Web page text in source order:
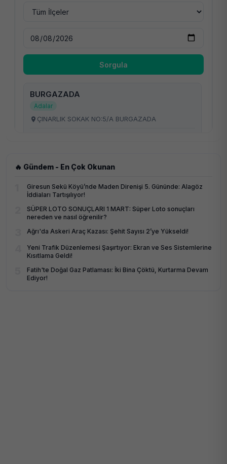
🔥 Gündem - En Çok Okunan
Giresun Sekü Köyü’nde Maden Direnişi 5. Gününde: Alagöz
İddiaları Tartışılıyor!
SÜPER LOTO SONUÇLARI 1 MART: Süper Loto sonuçları
nereden ve nasıl öğrenilir?
Ağrı'da Askeri Araç Kazası: Şehit Sayısı 2’ye Yükseldi!
Yeni Trafik Düzenlemesi Şaşırtıyor: Ekran ve Ses Sistemlerine
Kısıtlama Geldi!
Fatih'te Doğal Gaz Patlaması: İki Bina Çöktü, Kurtarma Devam
Ediyor!